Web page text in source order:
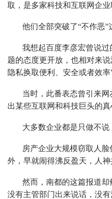
取，是多家科技和互联网企业
他们全部突破了“不作恶”
我想起百度李彦宏曾说过
题的态度更开放，也相对来
隐私换取便利、安全或者效率”
当时，此番表态曾引来
出某些互联网和科技巨头的真
大多数企业都是只做不说
房产企业大规模窃取人
外，早就闹得沸反盈天，人神
然而，南都的这篇报道却
没有主管部门出来说话，没有